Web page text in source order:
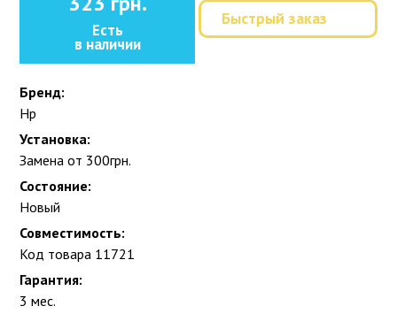
Есть
в наличии
Быстрый заказ
Бренд:
Hp
Установка:
Замена от 300грн.
Состояние:
Новый
Совместимость:
Код товара 11721
Гарантия:
3 мес.